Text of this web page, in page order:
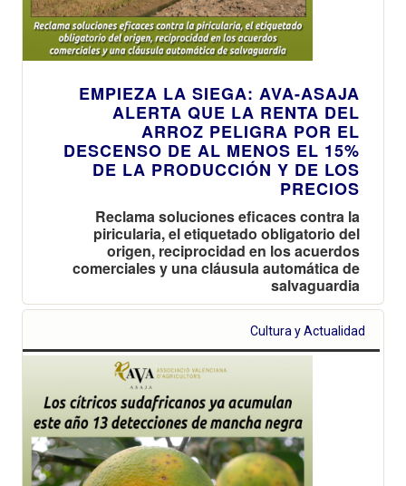
EMPIEZA LA SIEGA: AVA-ASAJA
ALERTA QUE LA RENTA DEL
ARROZ PELIGRA POR EL
DESCENSO DE AL MENOS EL 15%
DE LA PRODUCCIÓN Y DE LOS
PRECIOS
Reclama soluciones eficaces contra la
piricularia, el etiquetado obligatorio del
origen, reciprocidad en los acuerdos
comerciales y una cláusula automática de
salvaguardia
Cultura y Actualidad